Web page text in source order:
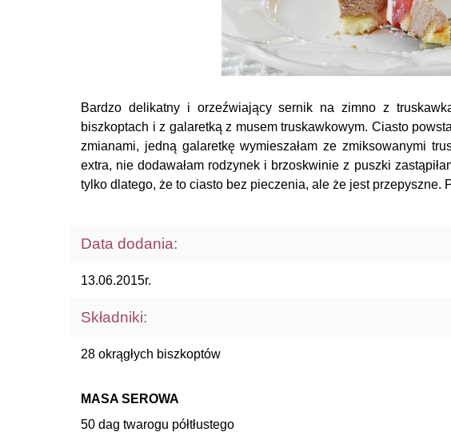
Bardzo delikatny i orzeźwiający sernik na zimno z
biszkoptach i z galaretką z musem truskawkowym. Ciasto
zmianami, jedną galaretkę wymieszałam ze zmiksowanymi
extra, nie dodawałam rodzynek i brzoskwinie z puszki
tylko dlatego, że to ciasto bez pieczenia, ale że jest przepyszne.
Data dodania:
13.06.2015r.
Składniki:
28 okrągłych biszkoptów
MASA SEROWA
50 dag twarogu półtłustego